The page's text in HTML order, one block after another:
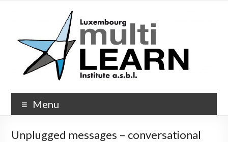
Multi-
Learn.org
Menu
Unplugged messages – conversational